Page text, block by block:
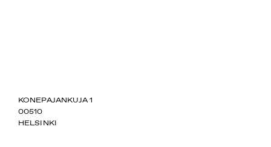
SUOMIAREENA
KONEPAJANKUJA 1
00510
HELSINKI